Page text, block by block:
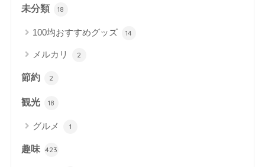
未分類 18
100均おすすめグッズ 14
メルカリ 2
節約 2
観光 18
グルメ 1
趣味 423